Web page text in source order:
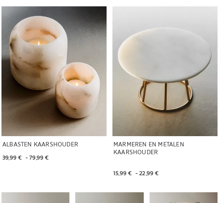
ALBASTEN KAARSHOUDER
39,99 € - 79,99 €
Afbeelding gewijzigd naar 1 van 5
MARMEREN EN METALEN
KAARSHOUDER
15,99 € - 22,99 €
Afbeelding gewijzigd naar 1 van 6
Afbeelding gewijzigd naar 1 van 7Afbeelding gewijzigd naar 1 van 5Afbeelding gewijzigd